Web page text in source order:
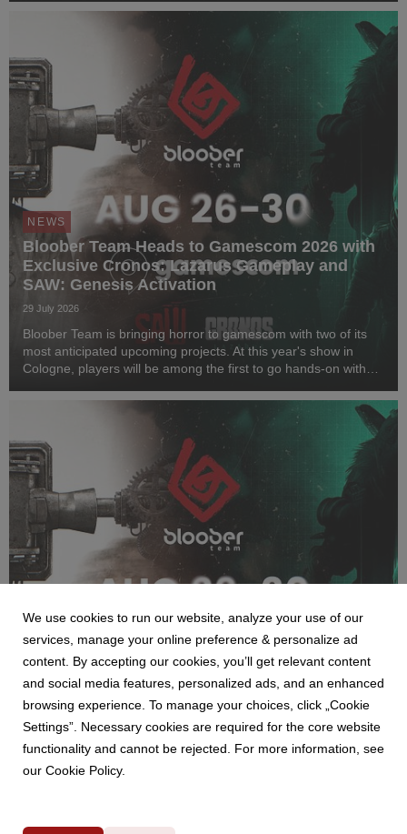
since his passing in 2019 and nearl...
NEWS
Bloober Team Heads to Gamescom 2026 with
Exclusive Cronos: Lazarus Gameplay and
SAW: Genesis Activation
29 July 2026
Bloober Team is bringing horror to gamescom with two of its
most anticipated upcoming projects. At this year's show in
Cologne, players will be among the first to go hands-on with
horror experience inspired by SAW...
Bloober Team na Gamescom 2026 - pokaz
Cronos: Lazarus i strefa SAW: Genesis
Bloober Team zaprezentuje podczas tegorocznych targów
Lazarus zostanie udostępnione odwiedzającym w strefie B2C,
gdzie gracze będą mogli również odwiedzić specjalnie
We use cookies to run our website, analyze your use of our
services, manage your online preference & personalize ad
content. By accepting our cookies, you’ll get relevant content
and social media features, personalized ads, and an enhanced
browsing experience. To manage your choices, click „Cookie
Settings”. Necessary cookies are required for the core website
functionality and cannot be rejected. For more information, see
our Cookie Policy.